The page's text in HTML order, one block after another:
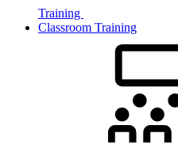
Training
Classroom Training